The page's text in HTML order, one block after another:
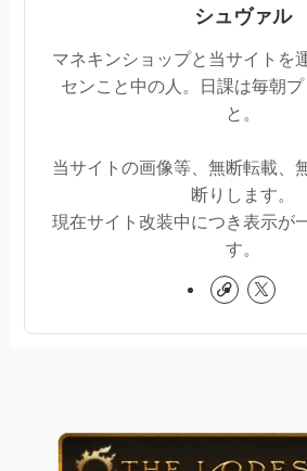
シュヴァル
マネキンショップと当サイトを
センこと中の人。日課は毎朝
と。
当サイトの画像等、無断転載、
断りします。
現在サイト改装中につき表示が
す。